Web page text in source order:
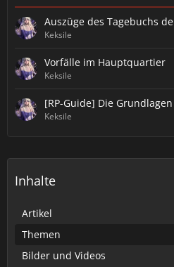
Auszüge des Tagebuchs
Keksile
Vorfälle im Hauptquartier
Keksile
[RP-Guide] Die Grundlagen
Keksile
Inhalte
Artikel
Themen
Bilder und Videos